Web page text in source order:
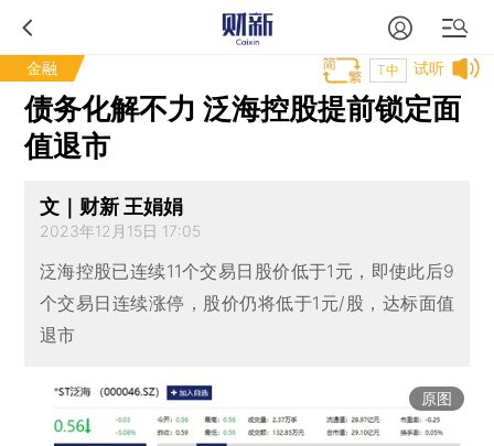
金融 试听
T中
债务化解不力 泛海控股提前锁定面
值退市
文｜财新 王娟娟
2023年12月15日 17:05
泛海控股已连续11个交易日股价低于1元，即使此后9
个交易日连续涨停，股价仍将低于1元/股，达标面值
退市
原图